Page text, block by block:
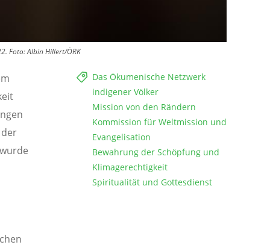
Foto: Albin Hillert/ÖRK
Das Ökumenische Netzwerk
indigener Völker
Mission von den Rändern
Kommission für Weltmission und
Evangelisation
Bewahrung der Schöpfung und
Klimagerechtigkeit
Spiritualität und Gottesdienst